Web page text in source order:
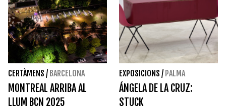
CERTÀMENS / BARCELONA
MONTREAL ARRIBA AL
LLUM BCN 2025
EXPOSICIONS / PALMA
ÁNGELA DE LA CRUZ:
STUCK